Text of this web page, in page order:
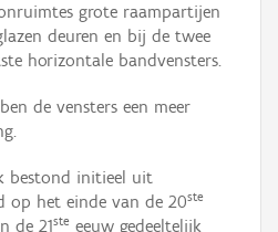
grote raampartijen
deuren en bij de twee
horizontale bandvensters.
de vensters een meer
bestond initieel uit
op het einde van de 20ste
de 21ste eeuw gedeeltelijk